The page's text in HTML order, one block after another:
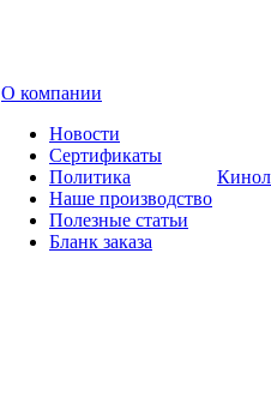
О компании
Новости
Сертификаты
Политика
Наше производство
Полезные статьи
Бланк заказа